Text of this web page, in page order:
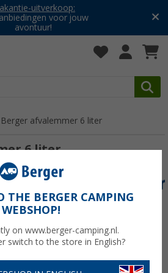
uitverkoop:
voor jouw
avontuur!
Berger afvalemmer 6 liter
6 liter
THE BERGER CAMPING
WEBSHOP!
on www.berger-camping.nl.
switch to the store in English?